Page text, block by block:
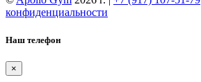
конфиденциальности
Наш телефон
×